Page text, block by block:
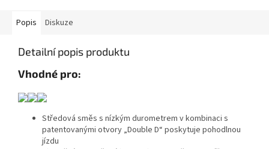
Popis Diskuze
Detailní popis produktu
Vhodné pro:
Středová směs s nízkým durometrem v kombinaci s
patentovanými otvory „Double D“ poskytuje pohodlnou
jízdu